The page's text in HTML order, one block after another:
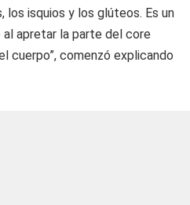
los isquios y los glúteos. Es un
apretar la parte del core
cuerpo”, comenzó explicando